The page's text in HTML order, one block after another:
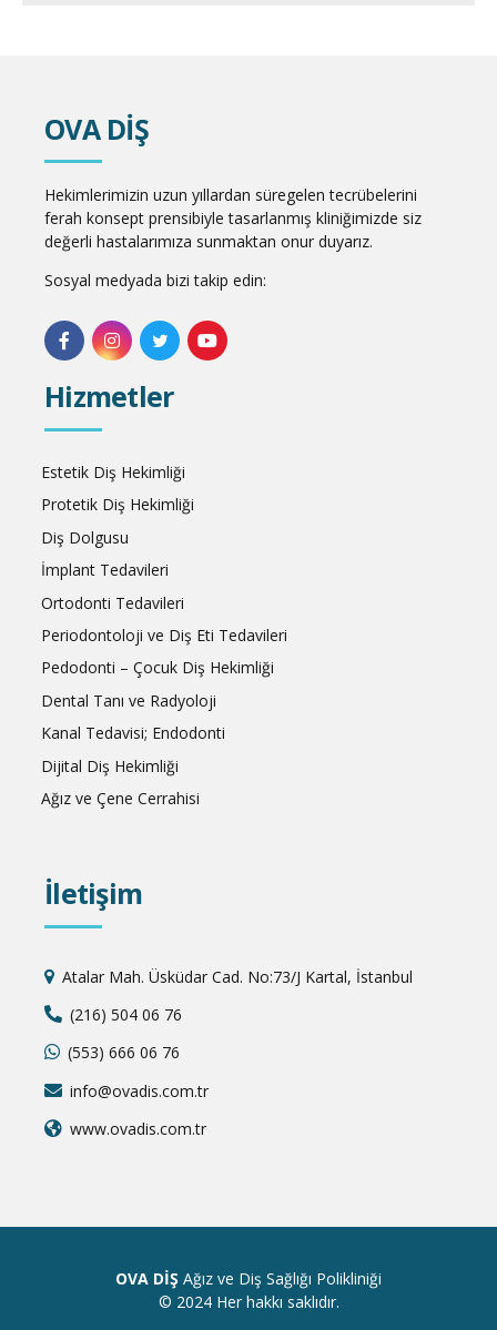
OVA DİŞ
Hekimlerimizin uzun yıllardan süregelen tecrübelerini
ferah konsept prensibiyle tasarlanmış kliniğimizde siz
değerli hastalarımıza sunmaktan onur duyarız.
Sosyal medyada bizi takip edin:
Hizmetler
Estetik Diş Hekimliği
Protetik Diş Hekimliği
Diş Dolgusu
İmplant Tedavileri
Ortodonti Tedavileri
Periodontoloji ve Diş Eti Tedavileri
Pedodonti – Çocuk Diş Hekimliği
Dental Tanı ve Radyoloji
Kanal Tedavisi; Endodonti
Dijital Diş Hekimliği
Ağız ve Çene Cerrahisi
İletişim
Atalar Mah. Üsküdar Cad. No:73/J Kartal, İstanbul
(216) 504 06 76
(553) 666 06 76
info@ovadis.com.tr
www.ovadis.com.tr
OVA DİŞ Ağız ve Diş Sağlığı Polikliniği
© 2024 Her hakkı saklıdır.